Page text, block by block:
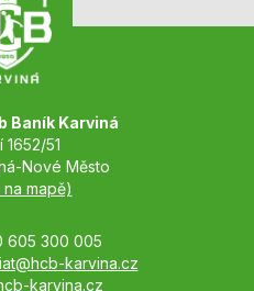
Baník Karviná
1652/51
Nové Město
mapě)
605 300 005
karvina.cz
karvina.cz